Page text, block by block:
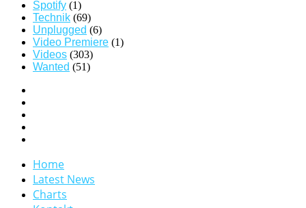
Spotify (1)
Technik (69)
Unplugged (6)
Video Premiere (1)
Videos (303)
Wanted (51)
Home
Latest News
Charts